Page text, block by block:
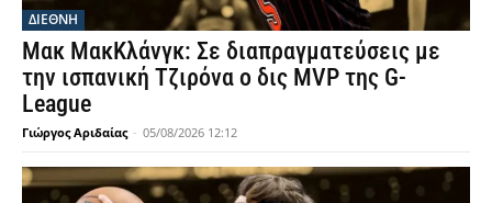
ΔΙΕΘΝΗ
Μακ ΜακΚλάνγκ: Σε διαπραγματεύσεις με
την ισπανική Τζιρόνα ο δις MVP της G-
League
Γιώργος Αριδαίας - 05/08/2026 12:12